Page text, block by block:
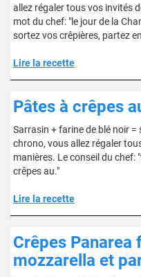
allez régaler tous vos invités
mot du chef: "le jour de la
sortez vos crêpières, partez
Lire la recette
Pâtes à crêpes
Sarrasin + farine de blé noir
chrono, vous allez régaler
manières. Le conseil du
crêpes au."
Lire la recette
Crêpes
mozzarella et